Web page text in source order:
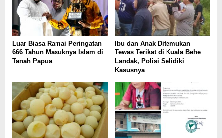
Luar Biasa Ramai Peringatan
666 Tahun Masuknya Islam di
Tanah Papua
Ibu dan Anak Ditemukan
Tewas Terikat di Kuala Behe
Landak, Polisi Selidiki
Kasusnya